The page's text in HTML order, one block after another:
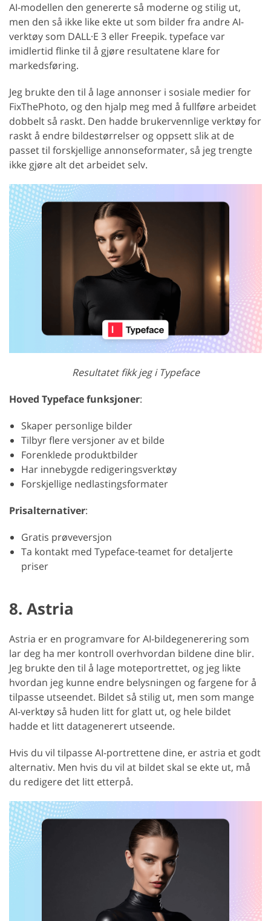
AI-modellen den genererte så moderne og stilig ut,
men den så ikke like ekte ut som bilder fra andre AI-
verktøy som DALL·E 3 eller Freepik. typeface var
imidlertid flinke til å gjøre resultatene klare for
markedsføring.
Jeg brukte den til å lage annonser i sosiale medier for
FixThePhoto, og den hjalp meg med å fullføre arbeidet
dobbelt så raskt. Den hadde brukervennlige verktøy for
raskt å endre bildestørrelser og oppsett slik at de
passet til forskjellige annonseformater, så jeg trengte
ikke gjøre alt det arbeidet selv.
Resultatet fikk jeg i Typeface
Hoved Typeface funksjoner:
Skaper personlige bilder
Tilbyr flere versjoner av et bilde
Forenklede produktbilder
Har innebygde redigeringsverktøy
Forskjellige nedlastingsformater
Prisalternativer:
Gratis prøveversjon
Ta kontakt med Typeface-teamet for detaljerte
priser
8. Astria
Astria er en programvare for AI-bildegenerering som
lar deg ha mer kontroll overhvordan bildene dine blir.
Jeg brukte den til å lage moteportrettet, og jeg likte
hvordan jeg kunne endre belysningen og fargene for å
tilpasse utseendet. Bildet så stilig ut, men som mange
AI-verktøy så huden litt for glatt ut, og hele bildet
hadde et litt datagenerert utseende.
Hvis du vil tilpasse AI-portrettene dine, er astria et godt
alternativ. Men hvis du vil at bildet skal se ekte ut, må
du redigere det litt etterpå.